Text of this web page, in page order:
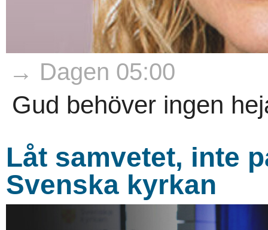
→ Dagen 05:00
Gud behöver ingen
Låt samvetet, inte
Svenska kyrkan